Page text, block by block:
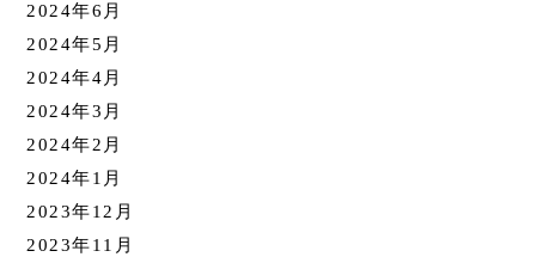
2024年6月
2024年5月
2024年4月
2024年3月
2024年2月
2024年1月
2023年12月
2023年11月